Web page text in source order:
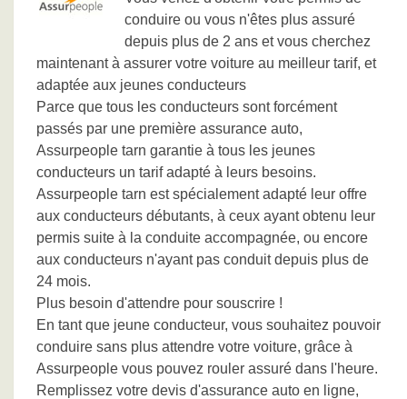
conduire ou vous n'êtes plus assuré
depuis plus de 2 ans et vous cherchez
maintenant à assurer votre voiture au meilleur tarif, et
adaptée aux jeunes conducteurs
Parce que tous les conducteurs sont forcément
passés par une première assurance auto,
Assurpeople tarn garantie à tous les jeunes
conducteurs un tarif adapté à leurs besoins.
Assurpeople tarn est spécialement adapté leur offre
aux conducteurs débutants, à ceux ayant obtenu leur
permis suite à la conduite accompagnée, ou encore
aux conducteurs n'ayant pas conduit depuis plus de
24 mois.
Plus besoin d'attendre pour souscrire !
En tant que jeune conducteur, vous souhaitez pouvoir
conduire sans plus attendre votre voiture, grâce à
Assurpeople vous pouvez rouler assuré dans l'heure.
Remplissez votre devis d'assurance auto en ligne,